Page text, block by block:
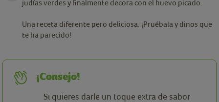
judías verdes y finalmente decora con el huevo picado.
Una receta diferente pero deliciosa. ¡Pruébala y dinos que
te ha parecido!
¡Consejo!
Si quieres darle un toque extra de sabor